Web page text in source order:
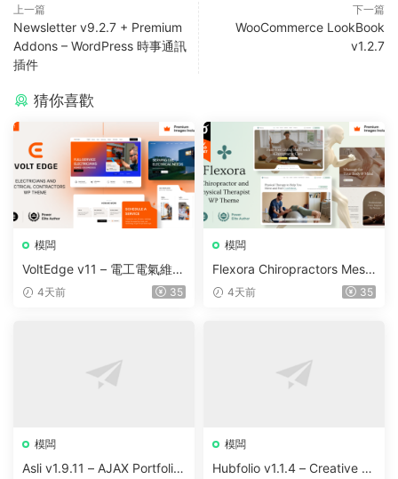
上一篇
Newsletter v9.2.7 + Premium
Addons – WordPress 時事通訊
插件
下一篇
WooCommerce LookBook
v1.2.7
猜你喜歡
模闆
VoltEdge v11 – 電工電氣維修
WordPress 主題
4天前 35
模闆
Flexora Chiropractors Mess
age and Physical Therapist
4天前 35
模闆
Asli v1.9.11 – AJAX Portfolio
模闆
Hubfolio v1.1.4 – Creative P